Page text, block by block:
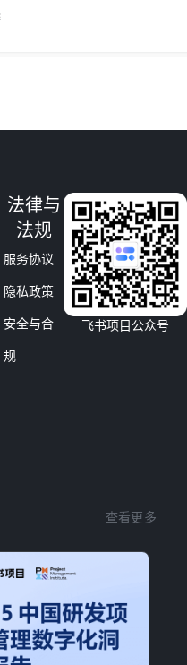
法律与
法规
服务协议
隐私政策
安全与合
规
飞书项目公众号
查看更多